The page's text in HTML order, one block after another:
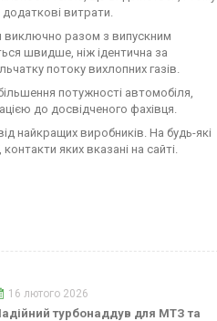
витрати.
виключно разом з випускним
швидше, ніж ідентична за
потоку вихлопних газів.
потужності автомобіля,
до досвідченого фахівця.
найкращих виробників. На будь-які
яких вказані на сайті.
16 лютого 2026
турбонаддув для МТЗ та